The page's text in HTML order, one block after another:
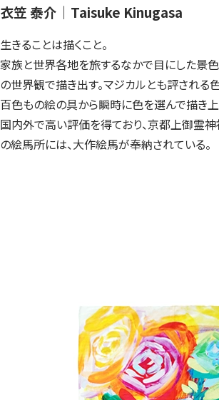
衣笠 泰介｜Taisuke Kinugasa
生きることは描くこと。
家族と世界各地を旅するなかで目にした景
の世界観で描き出す。マジカルとも評される
百色もの絵の具から瞬時に色を選んで描き上
国内外で高い評価を得ており、京都上御霊
の絵馬所には、大作絵馬が奉納されている。